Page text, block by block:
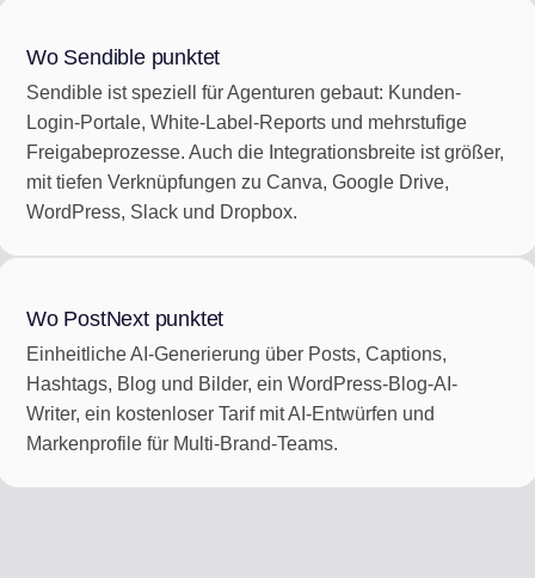
Wo Sendible punktet
Sendible ist speziell für Agenturen gebaut: Kunden-
Login-Portale, White-Label-Reports und mehrstufige
Freigabeprozesse. Auch die Integrationsbreite ist größer,
mit tiefen Verknüpfungen zu Canva, Google Drive,
WordPress, Slack und Dropbox.
Wo PostNext punktet
Einheitliche AI-Generierung über Posts, Captions,
Hashtags, Blog und Bilder, ein WordPress-Blog-AI-
Writer, ein kostenloser Tarif mit AI-Entwürfen und
Markenprofile für Multi-Brand-Teams.